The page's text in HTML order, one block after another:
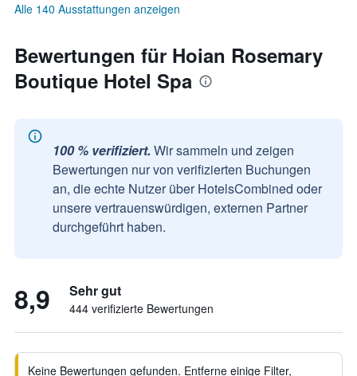
Alle 140 Ausstattungen anzeigen
Bewertungen für Hoian Rosemary
Boutique Hotel Spa
100 % verifiziert. Wir sammeln und zeigen
Bewertungen nur von verifizierten Buchungen
an, die echte Nutzer über HotelsCombined oder
unsere vertrauenswürdigen, externen Partner
durchgeführt haben.
8,9 Sehr gut
444 verifizierte Bewertungen
Keine Bewertungen gefunden. Entferne einige Filter,